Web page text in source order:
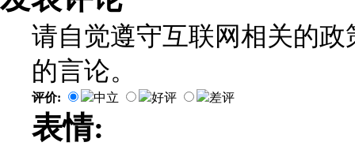
请自觉遵守互联网相关的
的言论。
评价: 中立 好评 差评
表情: